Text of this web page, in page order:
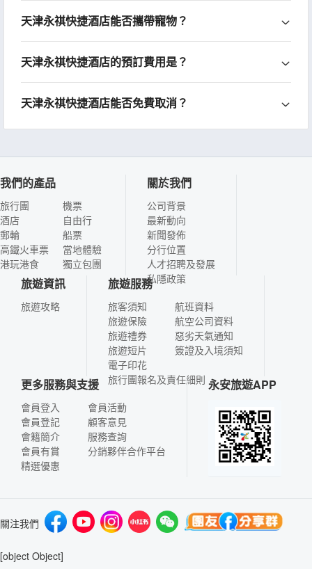
天津永祺快捷酒店能否攜帶寵物？
天津永祺快捷酒店的預訂費用是？
天津永祺快捷酒店能否免費取消？
我們的產品
旅行團
酒店
郵輪
高鐵火車票
港玩港食
機票
自由行
船票
當地體驗
獨立包團
關於我們
公司背景
最新動向
新聞發佈
分行位置
人才招聘及發展
私隱政策
旅遊資訊
旅遊攻略
旅遊服務
旅客須知
旅遊保險
旅遊禮券
旅遊短片
電子印花
航班資料
航空公司資料
惡劣天氣通知
簽證及入境須知
旅行團報名及責任細則
更多服務與支援
會員登入
會員登記
會籍簡介
會員有賞
精選優惠
會員活動
顧客意見
服務查詢
分銷夥伴合作平台
永安旅遊APP
關注我們
[object Object]